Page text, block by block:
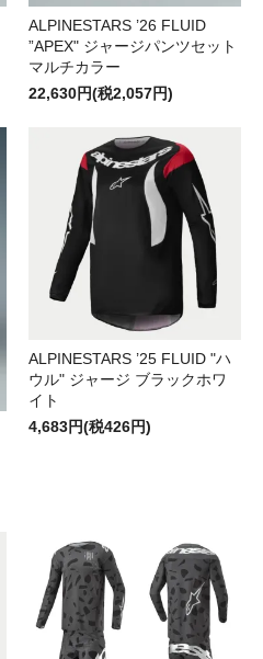
ALPINESTARS ’26 FLUID
”APEX" ジャージパンツセット
マルチカラー
22,630円(税2,057円)
ALPINESTARS ’25 FLUID "ハ
ウル" ジャージ ブラックホワ
イト
4,683円(税426円)